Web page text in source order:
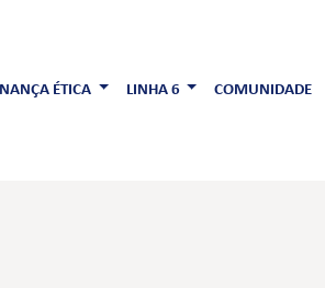
ÉTICA LINHA 6 COMUNIDADE